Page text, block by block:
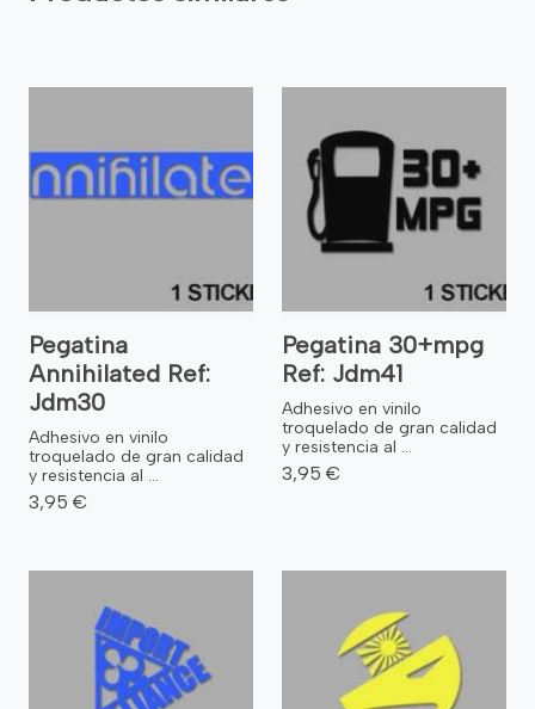
Pegatina
Annihilated Ref:
Jdm30
Adhesivo en vinilo
troquelado de gran calidad
y resistencia al ...
3,95 €
Pegatina 30+mpg
Ref: Jdm41
Adhesivo en vinilo
troquelado de gran calidad
y resistencia al ...
3,95 €